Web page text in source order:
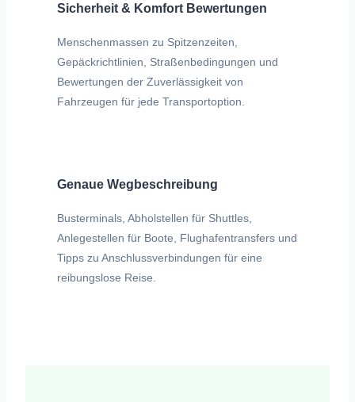
Sicherheit & Komfort Bewertungen
Menschenmassen zu Spitzenzeiten,
Gepäckrichtlinien, Straßenbedingungen und
Bewertungen der Zuverlässigkeit von
Fahrzeugen für jede Transportoption.
Genaue Wegbeschreibung
Busterminals, Abholstellen für Shuttles,
Anlegestellen für Boote, Flughafentransfers und
Tipps zu Anschlussverbindungen für eine
reibungslose Reise.